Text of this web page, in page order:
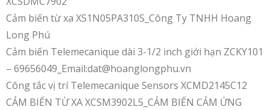
Cảm biến từ xa XS1N05PA310S_Công Ty TNHH Hoang
Long Phú
Cảm biến Telemecanique dài 3-1/2 inch giới hạn ZCKY101
– 69656049_Email:dat@hoanglongphu.vn
Công tắc vị trí Telemecanique Sensors XCMD2145C12
CẢM BIẾN TỪ XA XCSM3902L5_CẢM BIẾN CẢM ỨNG